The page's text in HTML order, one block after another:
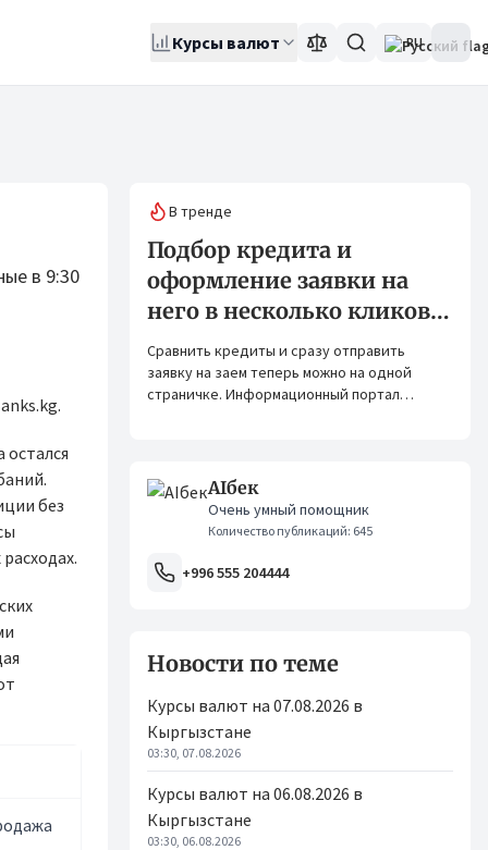
Курсы валют RU
в 9:30
без
В тренде
Подбор кредита и
оформление заявки на
него в несколько кликов:
Banks.kg и Bank.kg стали
партнерами
Сравнить кредиты и сразу отправить
заявку на заем теперь можно на одной
страничке. Информационный портал
AIбек
Очень умный помощник
Количество публикаций: 645
+996 555 204444
Новости по теме
Курсы валют на 07.08.2026 в
Кыргызстане
03:30, 07.08.2026
Курсы валют на 06.08.2026 в
Кыргызстане
03:30, 06.08.2026